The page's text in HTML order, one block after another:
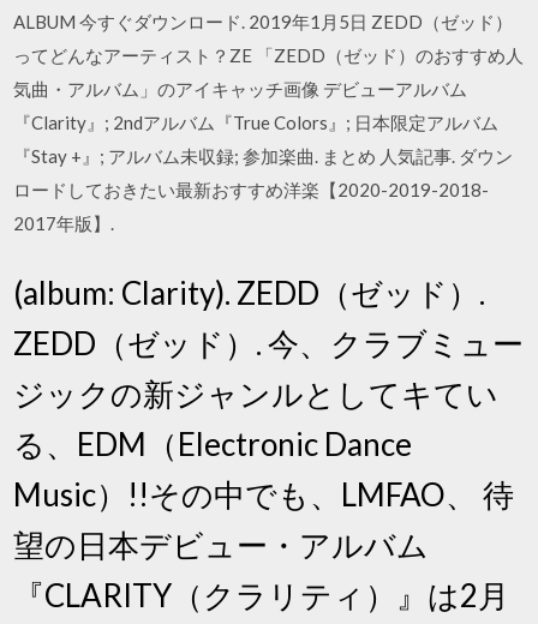
ALBUM 今すぐダウンロード. 2019年1月5日 ZEDD（ゼッド）
ってどんなアーティスト？ZE 「ZEDD（ゼッド）のおすすめ人
気曲・アルバム」のアイキャッチ画像 デビューアルバム
『Clarity』; 2ndアルバム『True Colors』; 日本限定アルバム
『Stay +』; アルバム未収録; 参加楽曲. まとめ 人気記事. ダウン
ロードしておきたい最新おすすめ洋楽【2020-2019-2018-
2017年版】.
(album: Clarity). ZEDD（ゼッド）.
ZEDD（ゼッド）. 今、クラブミュー
ジックの新ジャンルとしてキてい
る、EDM（Electronic Dance
Music）!!その中でも、LMFAO、 待
望の日本デビュー・アルバム
『CLARITY（クラリティ）』は2月